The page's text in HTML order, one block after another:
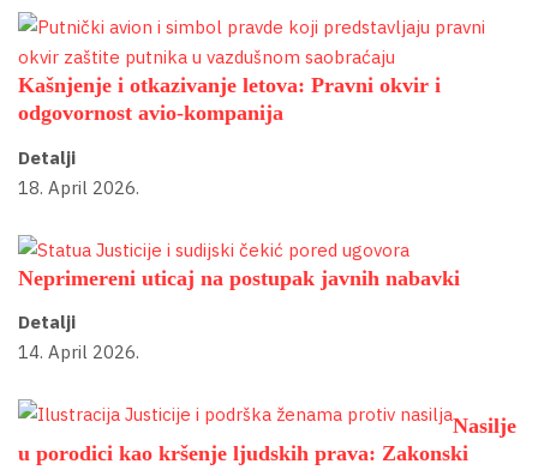
Kašnjenje i otkazivanje letova: Pravni okvir i
odgovornost avio-kompanija
Detalji
18. April 2026.
Neprimereni uticaj na postupak javnih nabavki
Detalji
14. April 2026.
Nasilje
u porodici kao kršenje ljudskih prava: Zakonski